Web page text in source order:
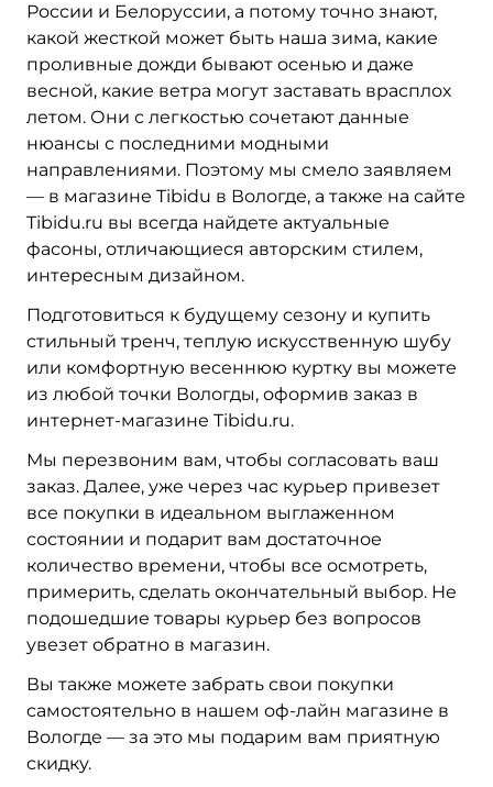
России и Белоруссии, а потому точно знают,
какой жесткой может быть наша зима, какие
проливные дожди бывают осенью и даже
весной, какие ветра могут заставать врасплох
летом. Они с легкостью сочетают данные
нюансы с последними модными
направлениями. Поэтому мы смело заявляем
— в магазине Tibidu в Вологде, а также на сайте
Tibidu.ru вы всегда найдете актуальные
фасоны, отличающиеся авторским стилем,
интересным дизайном.
Подготовиться к будущему сезону и купить
стильный тренч, теплую искусственную шубу
или комфортную весеннюю куртку вы можете
из любой точки Вологды, оформив заказ в
интернет-магазине Tibidu.ru.
Мы перезвоним вам, чтобы согласовать ваш
заказ. Далее, уже через час курьер привезет
все покупки в идеальном выглаженном
состоянии и подарит вам достаточное
количество времени, чтобы все осмотреть,
примерить, сделать окончательный выбор. Не
подошедшие товары курьер без вопросов
увезет обратно в магазин.
Вы также можете забрать свои покупки
самостоятельно в нашем оф-лайн магазине в
Вологде — за это мы подарим вам приятную
скидку.